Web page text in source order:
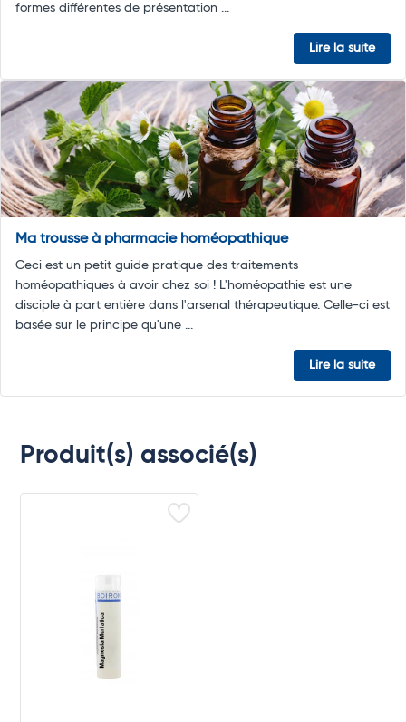
formes différentes de présentation ...
Lire la suite
Ma trousse à pharmacie homéopathique
Ceci est un petit guide pratique des traitements
homéopathiques à avoir chez soi ! L'homéopathie est une
disciple à part entière dans l'arsenal thérapeutique. Celle-ci est
basée sur le principe qu'une ...
Lire la suite
Produit(s) associé(s)